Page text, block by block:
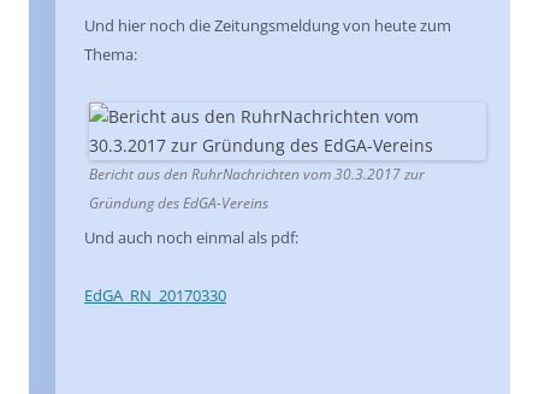
Und hier noch die Zeitungsmeldung von heute zum
Thema:
Bericht aus den RuhrNachrichten vom 30.3.2017 zur
Gründung des EdGA-Vereins
Und auch noch einmal als pdf:
EdGA_RN_20170330